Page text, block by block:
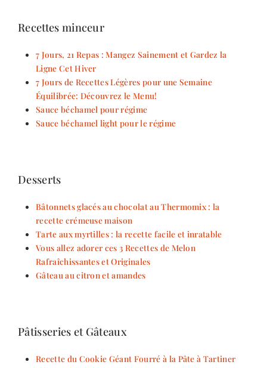
Recettes minceur
7 Jours, 21 Repas : Mangez Sainement et Gardez la
Ligne Cet Hiver
7 Jours de Recettes Légères pour une Semaine
Équilibrée: Découvrez le Menu!
Sauce béchamel pour régime
Sauce béchamel light pour le régime
Desserts
Bâtonnets glacés au chocolat au Thermomix : la
recette crémeuse maison
Tarte aux myrtilles : la recette facile et inratable
Vous allez adorer ces 3 Recettes de Melon
Rafraîchissantes et Originales
Gâteau au citron et amandes
Pâtisseries et Gâteaux
Recette du Cookie Géant Fourré à la Pâte à Tartiner